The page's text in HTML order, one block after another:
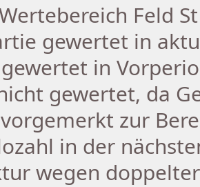
Feld
gewertet in
in
gewertet, da
zur
in der
wegen